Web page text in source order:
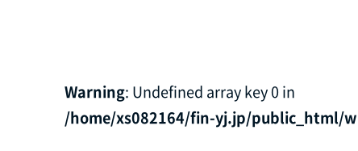
Warning: Undefined array key 0 in
/home/xs082164/fin-yj.jp/public_html/